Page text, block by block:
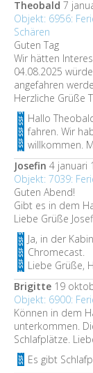
Theobald 7
Objekt: 6956:
Schären
Guten Tag
Wir hätten
04.08.2025
angefahren
Herzliche Grüße
Hallo
fahren. Wir
willkommen.
Josefin 4 januari
Objekt: 7039:
Guten Abend!
Gibt es in dem
Liebe Grüße
Ja, in der
Chromecast.
Liebe Grüße,
Brigitte 19
Objekt: 6900:
Können in dem
unterkommen.
Schlafplätze.
Es gibt